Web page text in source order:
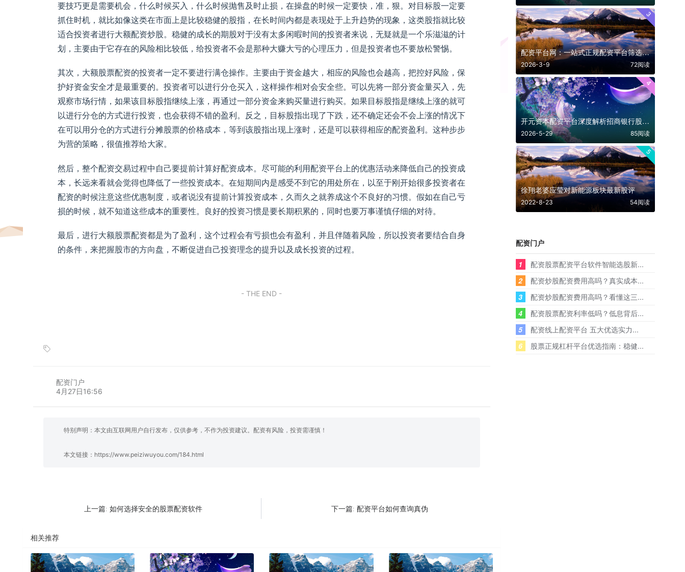
要技巧更是需要机会，什么时候买入，什么时候抛售及时止损，在操盘的时候一定要快，准，狠。对目标股一定要
抓住时机，就比如像这类在市面上是比较稳健的股指，在长时间内都是表现处于上升趋势的现象，这类股指就比较
适合投资者进行大额配资炒股。稳健的成长的期股对于没有太多闲暇时间的投资者来说，无疑就是一个乐滋滋的计
划，主要由于它存在的风险相比较低，给投资者不会是那种大赚大亏的心理压力，但是投资者也不要放松警惕。
其次，大额股票配资的投资者一定不要进行满仓操作。主要由于资金越大，相应的风险也会越高，把控好风险，保
护好资金安全才是最重要的。投资者可以进行分仓买入，这样操作相对会安全些。可以先将一部分资金量买入，先
观察市场行情，如果该目标股指继续上涨，再通过一部分资金来购买量进行购买。如果目标股指是继续上涨的就可
以进行分仓的方式进行投资，也会获得不错的盈利。反之，目标股指出现了下跌，还不确定还会不会上涨的情况下
在可以用分仓的方式进行分摊股票的价格成本，等到该股指出现上涨时，还是可以获得相应的配资盈利。这种步步
为营的策略，很值推荐给大家。
然后，整个配资交易过程中自己要提前计算好配资成本。尽可能的利用配资平台上的优惠活动来降低自己的投资成
本，长远来看就会觉得也降低了一些投资成本。在短期间内是感受不到它的用处所在，以至于刚开始很多投资者在
配资的时候注意这些优惠制度，或者说没有提前计算投资成本，久而久之就养成这个不良好的习惯。假如在自己亏
损的时候，就不知道这些成本的重要性。良好的投资习惯是要长期积累的，同时也要万事谨慎仔细的对待。
最后，进行大额股票配资都是为了盈利，这个过程会有亏损也会有盈利，并且伴随着风险，所以投资者要结合自身
的条件，来把握股市的方向盘，不断促进自己投资理念的提升以及成长投资的过程。
- THE END -
配资门户
4月27日16:56
特别声明：本文由互联网用户自行发布，仅供参考，不作为投资建议。配资有风险，投资需谨慎！
本文链接： https://www.peiziwuyou.com/184.html
上一篇: 如何选择安全的股票配资软件 下一篇: 配资平台如何查询真伪
相关推荐
3
配资平台网：一站式正规配资平台筛选与投资干货指南
2026-3-9 72阅读
4
开元资本配资平台深度解析招商银行股息价值
2026-5-29 85阅读
5
徐翔老婆应莹对新能源板块最新股评
2022-8-23 54阅读
配资门户
1
配资股票配资平台软件智能选股新...
2
配资炒股配资费用高吗？真实成本...
3
配资炒股配资费用高吗？看懂这三...
4
配资股票配资利率低吗？低息背后...
5
配资线上配资平台 五大优选实力...
6
股票正规杠杆平台优选指南：稳健...